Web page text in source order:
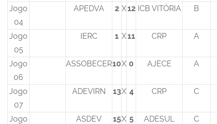
Jogo
04
APEDVA 2 X12 ICB VITÓRIA B
Jogo
05
IERC 1 X11 CRP A
Jogo
06
ASSOBECER10X 0 AJECE A
Jogo
07
ADEVIRN 13X 4 CRP C
Jogo
ASDEV 15X 5 ADESUL C